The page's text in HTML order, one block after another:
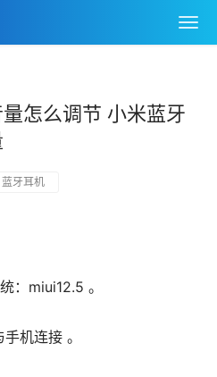
怎么调节 小米蓝牙
蓝牙耳机
：miui12.5 。
机连接 。